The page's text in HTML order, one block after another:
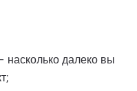
насколько далеко вы